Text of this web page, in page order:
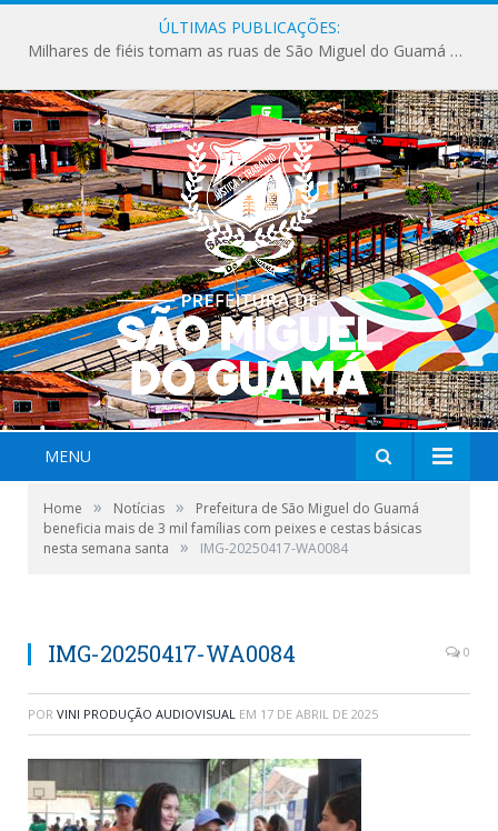
ÚLTIMAS PUBLICAÇÕES:
Milhares de fiéis tomam as ruas de São Miguel do Guamá em uma grande celebração de fé na Marcha para Jesus 2026.
MENU
Home » Notícias »
Prefeitura de São Miguel do Guamá
beneficia mais de 3 mil famílias com peixes e cestas básicas
nesta semana santa
» IMG-20250417-WA0084
IMG-20250417-WA0084 0
POR VINI PRODUÇÃO AUDIOVISUAL EM 17 DE ABRIL DE 2025